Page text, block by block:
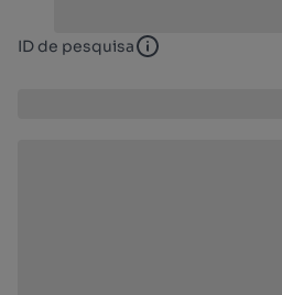
ID de pesquisa ID de pesquisa